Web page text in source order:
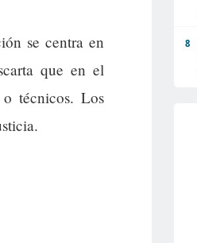
se centra en
que en el
técnicos. Los
8